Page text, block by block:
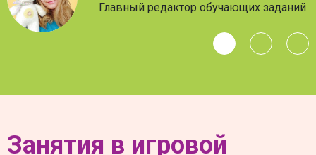
Главный редактор обучающих заданий
Занятия в игровой